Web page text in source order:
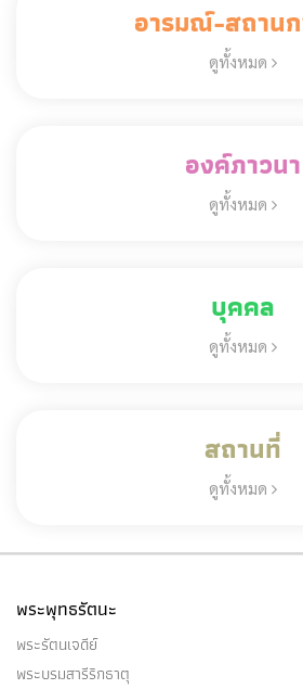
อารมณ์-สถาน
ดูทั้งหมด
องค์ภาวนา
ดูทั้งหมด
บุคคล
ดูทั้งหมด
สถานที่
ดูทั้งหมด
พระพุทธรัตนะ
พระรัตนเจดีย์
พระบรมสารีริกธาตุ